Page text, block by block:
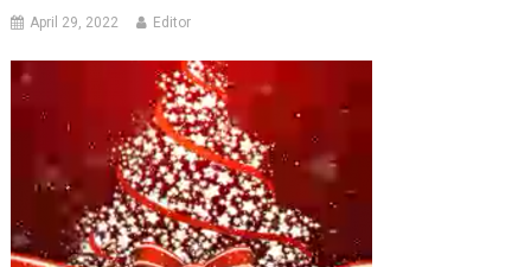
April 29, 2022 Editor